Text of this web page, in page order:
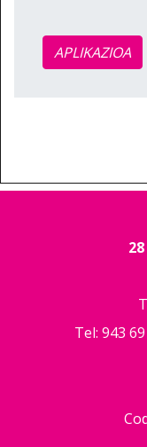
APLIKAZIOA
Tel: 943